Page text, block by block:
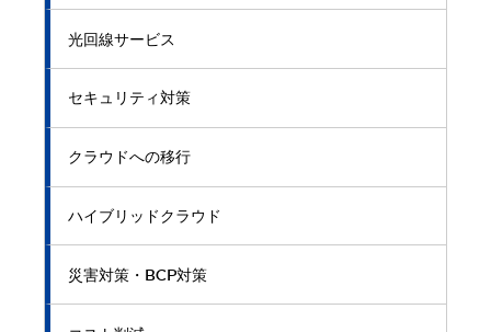
光回線サービス
セキュリティ対策
クラウドへの移行
ハイブリッドクラウド
災害対策・BCP対策